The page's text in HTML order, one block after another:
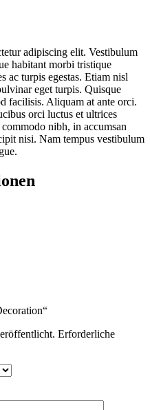
adipiscing elit. Vestibulum
habitant morbi tristique
ac turpis egestas. Etiam nisl
eget turpis. Quisque
facilisis. Aliquam at ante orci.
orci luctus et ultrices
nibh, in accumsan
nisi. Nam tempus vestibulum
Erforderliche